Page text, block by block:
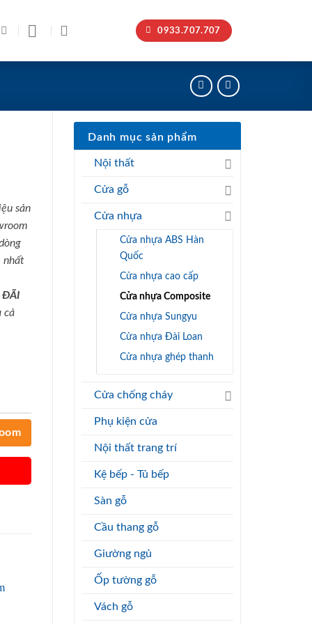
0933.707.707
Danh mục sản phẩm
Nội thất
Cửa gỗ
Cửa nhựa
Cửa nhựa ABS Hàn
Quốc
Cửa nhựa cao cấp
Cửa nhựa Composite
Cửa nhựa Sungyu
Cửa nhựa Đài Loan
Cửa nhựa ghép thanh
Cửa chống cháy
Phụ kiện cửa
Nội thất trang trí
Kệ bếp - Tủ bếp
Sàn gỗ
Cầu thang gỗ
Giường ngủ
Ốp tường gỗ
Vách gỗ
sản
nhất
ĐÃI
cả